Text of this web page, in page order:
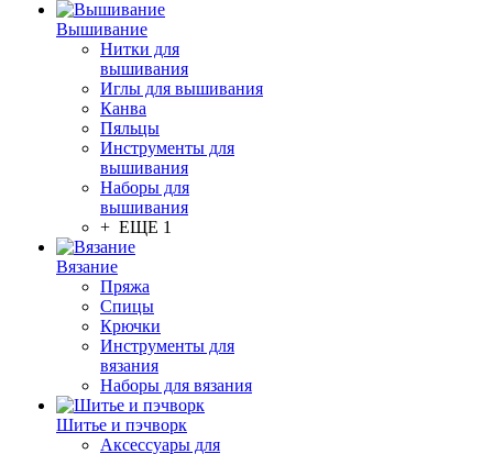
Вышивание
Нитки для
вышивания
Иглы для вышивания
Канва
Пяльцы
Инструменты для
вышивания
Наборы для
вышивания
+ ЕЩЕ 1
Вязание
Пряжа
Спицы
Крючки
Инструменты для
вязания
Наборы для вязания
Шитье и пэчворк
Аксессуары для